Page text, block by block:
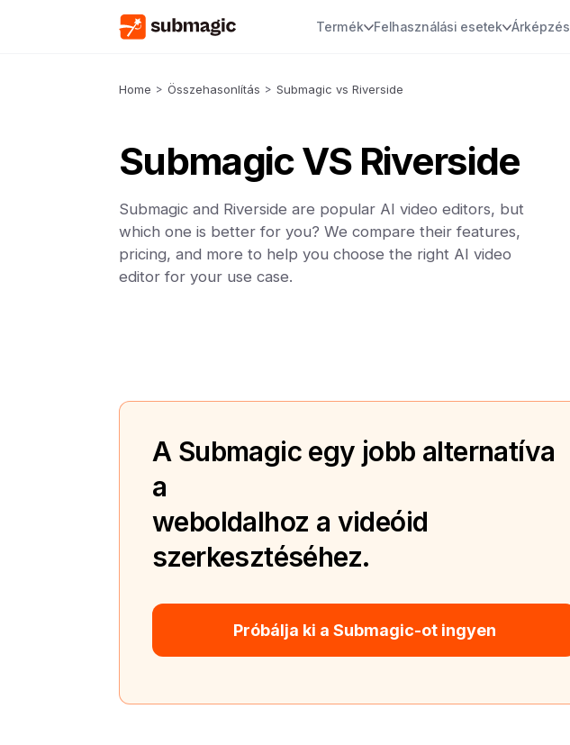
Termék Felhasználási esetek Árképzés
Home > Összehasonlítás > Submagic vs Riverside
Submagic VS Riverside
Submagic and Riverside are popular AI video editors, but
which one is better for you? We compare their features,
pricing, and more to help you choose the right AI video
editor for your use case.
A Submagic egy jobb alternatíva
a
weboldalhoz a videóid
szerkesztéséhez.
Próbálja ki a Submagic-ot ingyen